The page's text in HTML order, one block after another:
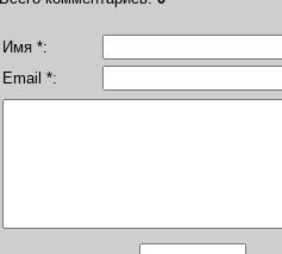
Имя *:
Email *: